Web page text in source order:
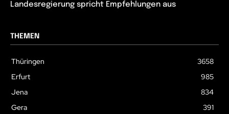
Landesregierung spricht Empfehlungen aus
THEMEN
Thüringen
3658
Erfurt
985
Jena
834
Gera
391